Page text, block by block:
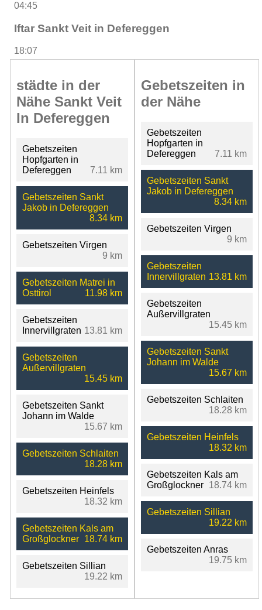
04:45
Iftar Sankt Veit in Defereggen
18:07
städte in der
Nähe Sankt Veit
In Defereggen
Gebetszeiten
Hopfgarten in
Defereggen
7.11 km
Gebetszeiten Sankt
Jakob in Defereggen
8.34 km
Gebetszeiten Virgen
9 km
Gebetszeiten Matrei in
Osttirol
11.98 km
Gebetszeiten
Innervillgraten 13.81 km
Gebetszeiten
Außervillgraten
15.45 km
Gebetszeiten Sankt
Johann im Walde
15.67 km
Gebetszeiten Schlaiten
18.28 km
Gebetszeiten Heinfels
18.32 km
Gebetszeiten Kals am
Großglockner 18.74 km
Gebetszeiten Sillian
19.22 km
Gebetszeiten in
der Nähe
Gebetszeiten
Hopfgarten in
Defereggen
7.11 km
Gebetszeiten Sankt
Jakob in Defereggen
8.34 km
Gebetszeiten Virgen
9 km
Gebetszeiten
Innervillgraten 13.81 km
Gebetszeiten
Außervillgraten
15.45 km
Gebetszeiten Sankt
Johann im Walde
15.67 km
Gebetszeiten Schlaiten
18.28 km
Gebetszeiten Heinfels
18.32 km
Gebetszeiten Kals am
Großglockner
18.74 km
Gebetszeiten Sillian
19.22 km
Gebetszeiten Anras
19.75 km